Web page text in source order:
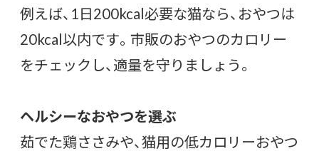
例えば、1日200kcal必要な猫なら、おやつは
20kcal以内です。市販のおやつのカロリー
をチェックし、適量を守りましょう。
ヘルシーなおやつを選ぶ
茹でた鶏ささみや、猫用の低カロリーおやつ